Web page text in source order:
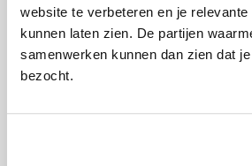
website te verbeteren en je
kunnen laten zien. De partijen
samenwerken kunnen dan zien dat
bezocht.
einde van het jaar